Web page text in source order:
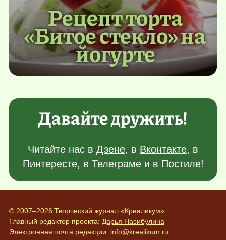
Рецепт торта
«Битое стекло» на
йогурте
Давайте дружить!
Читайте нас в Дзене, в Вконтакте, в
Пинтересте, в Телеграмеи в Постиле!
© 2007–2026 Творческий журнал «Креаликум»
Главный редактор проекта: Дарья Насибулина
Электронная почта редакции: info@krealikum.ru